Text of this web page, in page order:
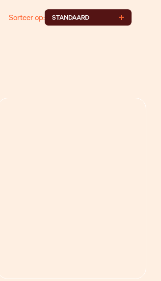
Sorteer op: STANDAARD